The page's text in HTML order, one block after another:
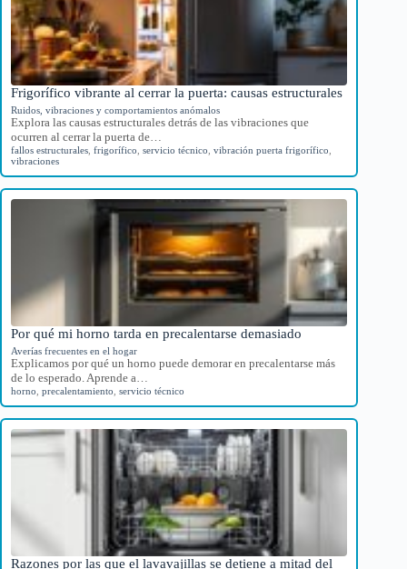
Frigorífico vibrante al cerrar la puerta: causas estructurales
Ruidos, vibraciones y comportamientos anómalos
Explora las causas estructurales detrás de las vibraciones que
ocurren al cerrar la puerta de…
fallos estructurales frigorífico servicio técnico vibración puerta frigorífico
vibraciones
Por qué mi horno tarda en precalentarse demasiado
Averías frecuentes en el hogar
Explicamos por qué un horno puede demorar en precalentarse más
de lo esperado. Aprende a…
horno precalentamiento servicio técnico
Razones por las que el lavavajillas se detiene a mitad del